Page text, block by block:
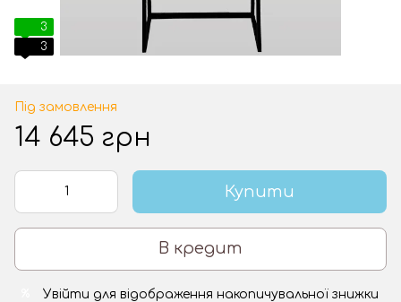
3
3
Під замовлення
14 645 грн
Купити
В кредит
Увійти для відображення накопичувальної знижки